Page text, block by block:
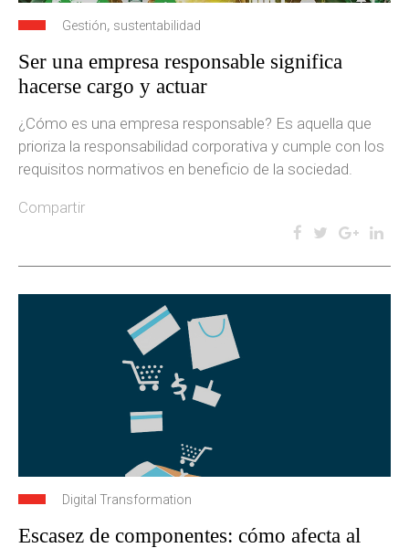
Gestión, sustentabilidad
Ser una empresa responsable significa
hacerse cargo y actuar
¿Cómo es una empresa responsable? Es aquella que
prioriza la responsabilidad corporativa y cumple con los
requisitos normativos en beneficio de la sociedad.
Compartir
Digital Transformation
Escasez de componentes: cómo afecta al